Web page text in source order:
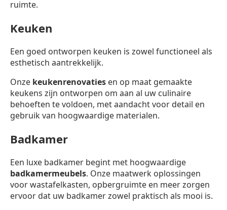
ruimte.
Keuken
Een goed ontworpen keuken is zowel functioneel als
esthetisch aantrekkelijk.
Onze keukenrenovaties en op maat gemaakte
keukens zijn ontworpen om aan al uw culinaire
behoeften te voldoen, met aandacht voor detail en
gebruik van hoogwaardige materialen.
Badkamer
Een luxe badkamer begint met hoogwaardige
badkamermeubels. Onze maatwerk oplossingen
voor wastafelkasten, opbergruimte en meer zorgen
ervoor dat uw badkamer zowel praktisch als mooi is.